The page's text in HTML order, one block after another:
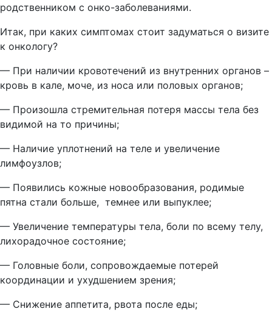
родственником с онко-заболеваниями.
Итак, при каких симптомах стоит задуматься о визите
к онкологу?
— При наличии кровотечений из внутренних органов –
кровь в кале, моче, из носа или половых органов;
— Произошла стремительная потеря массы тела без
видимой на то причины;
— Наличие уплотнений на теле и увеличение
лимфоузлов;
— Появились кожные новообразования, родимые
пятна стали больше, темнее или выпуклее;
— Увеличение температуры тела, боли по всему телу,
лихорадочное состояние;
— Головные боли, сопровождаемые потерей
координации и ухудшением зрения;
— Снижение аппетита, рвота после еды;